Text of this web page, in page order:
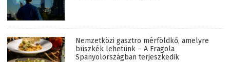
Nemzetközi gasztro mérföldkő, amelyre
büszkék lehetünk – A Fragola
Spanyolországban terjeszkedik